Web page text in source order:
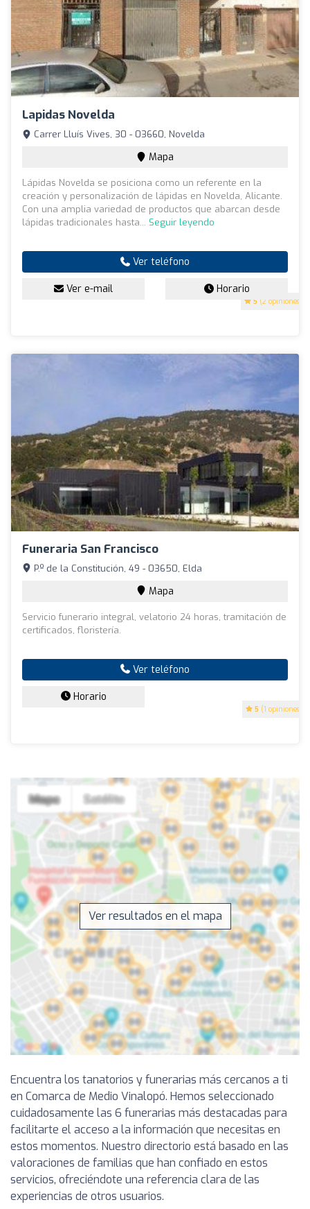
Lapidas Novelda
5 (2 opiniones)
Carrer Lluís Vives, 30 - 03660, Novelda
Mapa
Lápidas Novelda se posiciona como un referente en la
creación y personalización de lápidas en Novelda, Alicante.
Con una amplia variedad de productos que abarcan desde
lápidas tradicionales hasta... Seguir leyendo
Ver teléfono
Ver e-mail Horario
Funeraria San Francisco
5 (1 opiniones)
P.º de la Constitución, 49 - 03650, Elda
Mapa
Servicio funerario integral, velatorio 24 horas, tramitación de
certificados, floristería.
Ver teléfono
Horario
Ver resultados en el mapa
Encuentra los tanatorios y funerarias más cercanos a ti
en Comarca de Medio Vinalopó. Hemos seleccionado
cuidadosamente las 6 funerarias más destacadas para
facilitarte el acceso a la información que necesitas en
estos momentos. Nuestro directorio está basado en las
valoraciones de familias que han confiado en estos
servicios, ofreciéndote una referencia clara de las
experiencias de otros usuarios.